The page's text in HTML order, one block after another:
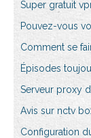
Super gratuit
Pouvez-vous
Comment se
Épisodes
Serveur proxy
Avis sur nctv
Configuration